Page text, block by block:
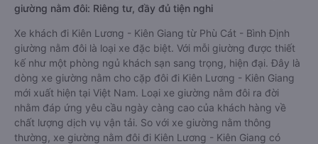
giường nằm đôi: Riêng tư, đầy đủ tiện nghi
Xe khách đi Kiên Lương - Kiên Giang từ Phù Cát - Bình Định
giường nằm đôi là loại xe đặc biệt. Với mỗi giường được thiết
kế như một phòng ngủ khách sạn sang trọng, hiện đại. Đây là
dòng xe giường nằm cho cặp đôi đi Kiên Lương - Kiên Giang
mới xuất hiện tại Việt Nam. Loại xe giường nằm đôi ra đời
nhằm đáp ứng yêu cầu ngày càng cao của khách hàng về
chất lượng dịch vụ vận tải. So với xe giường nằm thông
thường, xe giường nằm đôi đi Kiên Lương - Kiên Giang có